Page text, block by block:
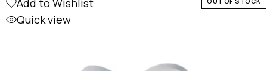
Add to Wishlist
Quick view